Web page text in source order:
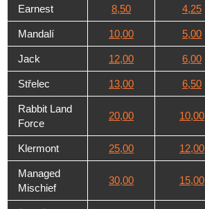
Earnest 8,50 4,25
Mandalí 10,00 5,00
Jack 12,00 6,00
Střelec 13,00 6,50
Rabbit Land
Force
20,00 10,00
Klermont 25,00 12,00
Managed
Mischief
30,00 15,00